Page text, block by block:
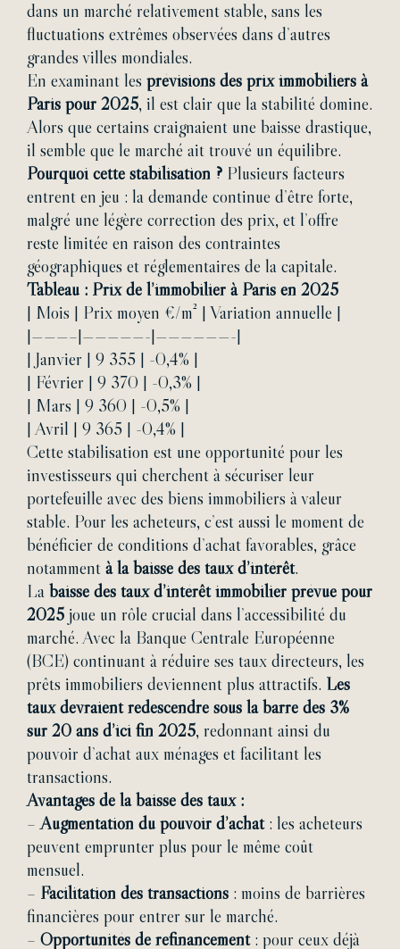
dans un marché relativement stable, sans les
fluctuations extrêmes observées dans d’autres
grandes villes mondiales.
En examinant les prévisions des prix immobiliers à
Paris pour 2025, il est clair que la stabilité domine.
Alors que certains craignaient une baisse drastique,
il semble que le marché ait trouvé un équilibre.
Pourquoi cette stabilisation ? Plusieurs facteurs
entrent en jeu : la demande continue d’être forte,
malgré une légère correction des prix, et l’offre
reste limitée en raison des contraintes
géographiques et réglementaires de la capitale.
Tableau : Prix de l’immobilier à Paris en 2025
| Mois | Prix moyen €/m² | Variation annuelle |
|———–|—————-|——————-|
| Janvier | 9 355 | -0,4% |
| Février | 9 370 | -0,3% |
| Mars | 9 360 | -0,5% |
| Avril | 9 365 | -0,4% |
Cette stabilisation est une opportunité pour les
investisseurs qui cherchent à sécuriser leur
portefeuille avec des biens immobiliers à valeur
stable. Pour les acheteurs, c’est aussi le moment de
bénéficier de conditions d’achat favorables, grâce
notamment à la baisse des taux d’intérêt.
La baisse des taux d’intérêt immobilier prévue pour
2025 joue un rôle crucial dans l’accessibilité du
marché. Avec la Banque Centrale Européenne
(BCE) continuant à réduire ses taux directeurs, les
prêts immobiliers deviennent plus attractifs. Les
taux devraient redescendre sous la barre des 3%
sur 20 ans d’ici fin 2025, redonnant ainsi du
pouvoir d’achat aux ménages et facilitant les
transactions.
Avantages de la baisse des taux :
–Augmentation du pouvoir d’achat: les acheteurs
peuvent emprunter plus pour le même coût
mensuel.
– Facilitation des transactions : moins de barrières
financières pour entrer sur le marché.
– Opportunités de refinancement: pour ceux déjà